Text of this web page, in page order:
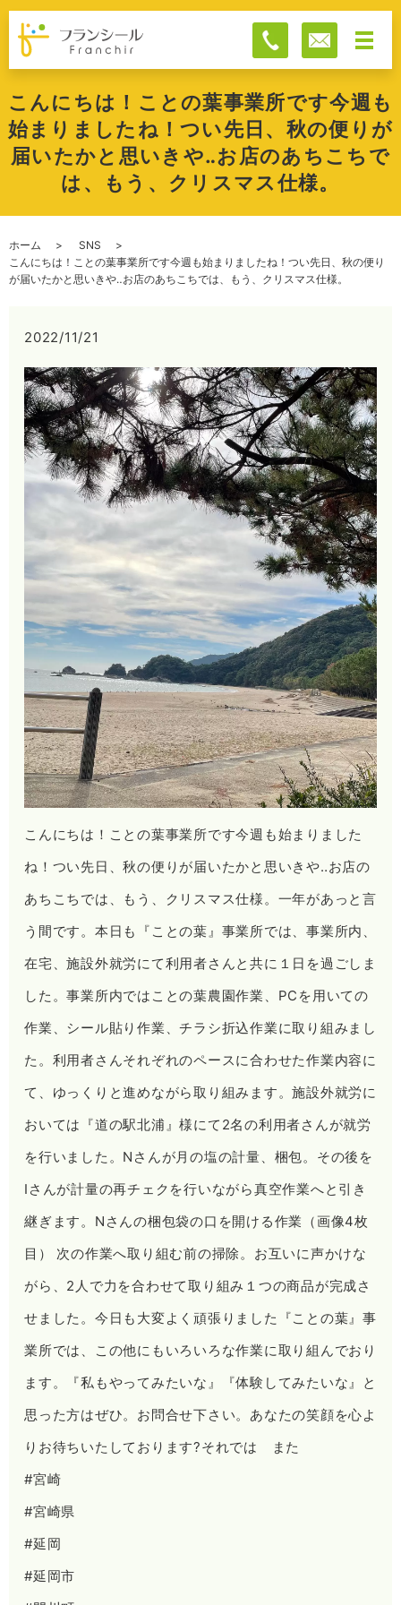
こんにちは！ことの葉事業所です今週も
始まりましたね！つい先日、秋の便りが
届いたかと思いきや‥お店のあちこちで
は、もう、クリスマス仕様。
ホーム
SNS
こんにちは！ことの葉事業所です今週も始まりましたね！つい先日、秋の便り
が届いたかと思いきや‥お店のあちこちでは、もう、クリスマス仕様。
2022/11/21
こんにちは！ことの葉事業所です今週も始まりました
ね！つい先日、秋の便りが届いたかと思いきや‥お店の
あちこちでは、もう、クリスマス仕様。一年があっと言
う間です。本日も『ことの葉』事業所では、事業所内、
在宅、施設外就労にて利用者さんと共に１日を過ごしま
した。事業所内ではことの葉農園作業、PCを用いての
作業、シール貼り作業、チラシ折込作業に取り組みまし
た。利用者さんそれぞれのペースに合わせた作業内容に
て、ゆっくりと進めながら取り組みます。施設外就労に
おいては『道の駅北浦』様にて2名の利用者さんが就労
を行いました。Nさんが月の塩の計量、梱包。その後を
Iさんが計量の再チェクを行いながら真空作業へと引き
継ぎます。Nさんの梱包袋の口を開ける作業（画像4枚
目） 次の作業へ取り組む前の掃除。お互いに声かけな
がら、2人で力を合わせて取り組み１つの商品が完成さ
せました。今日も大変よく頑張りました️️️『ことの葉』事
業所では、この他にもいろいろな作業に取り組んでおり
ます。『私もやってみたいな』『体験してみたいな』と
思った方はぜひ。お問合せ下さい。あなたの笑顔を心よ
りお待ちいたしております?それでは また
#宮崎
#宮崎県
#延岡
#延岡市